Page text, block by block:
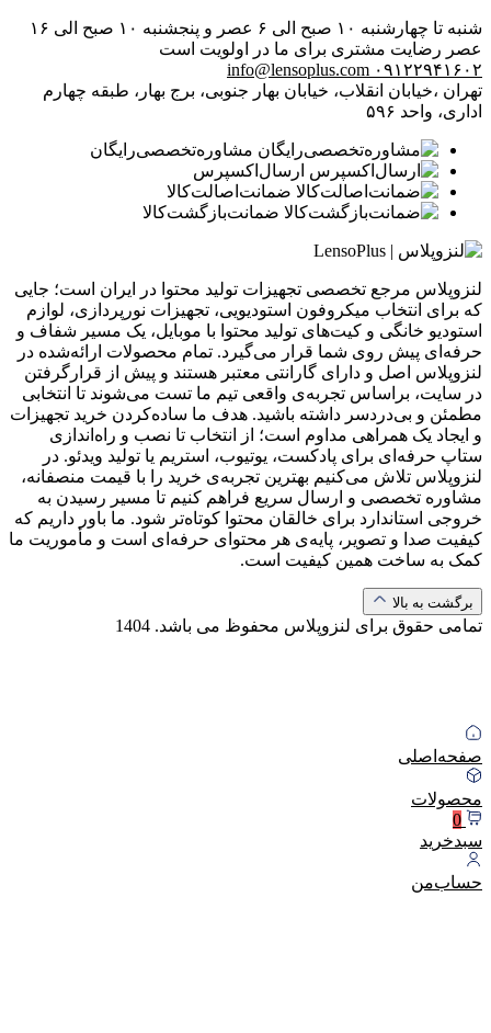
شنبه تا چهارشنبه ۱۰ صبح الی ۶ عصر و پنجشنبه ۱۰ صبح الی ۱۶
عصر رضایت مشتری برای ما در اولویت است
۰۹۱۲۲۹۴۱۶۰۲ info@lensoplus.com
تهران ،خیابان انقلاب، خیابان بهار جنوبی، برج بهار، طبقه چهارم
اداری، واحد ۵۹۶
مشاوره‌تخصصی‌رایگان
ارسال‌اکسپرس
ضمانت‌اصالت‌کالا
ضمانت‌بازگشت‌کالا
لنزوپلاس مرجع تخصصی تجهیزات تولید محتوا در ایران است؛ جایی
که برای انتخاب میکروفون استودیویی، تجهیزات نورپردازی، لوازم
استودیو خانگی و کیت‌های تولید محتوا با موبایل، یک مسیر شفاف و
حرفه‌ای پیش روی شما قرار می‌گیرد. تمام محصولات ارائه‌شده در
لنزوپلاس اصل و دارای گارانتی معتبر هستند و پیش از قرارگرفتن
در سایت، براساس تجربه‌ی واقعی تیم ما تست می‌شوند تا انتخابی
مطمئن و بی‌دردسر داشته باشید. هدف ما ساده‌کردن خرید تجهیزات
و ایجاد یک همراهی مداوم است؛ از انتخاب تا نصب و راه‌اندازی
ستاپ حرفه‌ای برای پادکست، یوتیوب، استریم یا تولید ویدئو. در
لنزوپلاس تلاش می‌کنیم بهترین تجربه‌ی خرید را با قیمت منصفانه،
مشاوره تخصصی و ارسال سریع فراهم کنیم تا مسیر رسیدن به
خروجی استاندارد برای خالقان محتوا کوتاه‌تر شود. ما باور داریم که
کیفیت صدا و تصویر، پایه‌ی هر محتوای حرفه‌ای است و مأموریت ما
کمک به ساخت همین کیفیت است.
برگشت به بالا
تمامی حقوق برای لنزوپلاس محفوظ می باشد. 1404
صفحه‌اصلی
محصولات
0
سبد‌خرید
حساب‌من